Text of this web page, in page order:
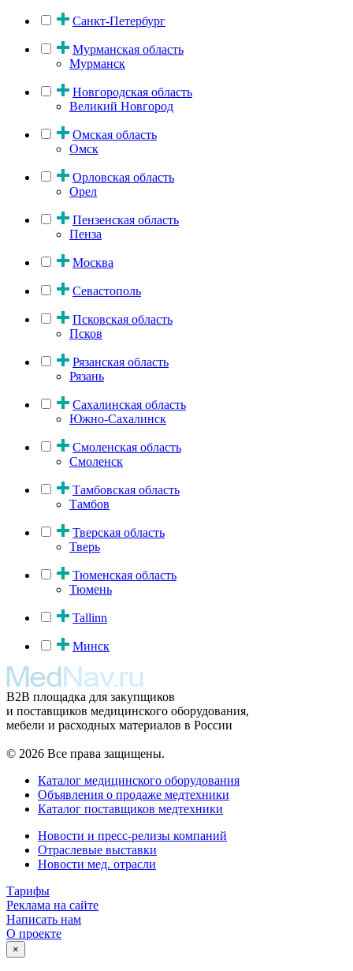
Санкт-Петербург
Мурманская область
Мурманск
Новгородская область
Великий Новгород
Омская область
Омск
Орловская область
Орел
Пензенская область
Пенза
Москва
Севастополь
Псковская область
Псков
Рязанская область
Рязань
Сахалинская область
Южно-Сахалинск
Смоленская область
Смоленск
Тамбовская область
Тамбов
Тверская область
Тверь
Тюменская область
Тюмень
Tallinn
Минск
B2B площадка для закупщиков
и поставщиков медицинского оборудования,
мебели и расходных материалов в России
© 2026 Все права защищены.
Каталог медицинского оборудования
Объявления о продаже медтехники
Каталог поставщиков медтехники
Новости и пресс-релизы компаний
Отраслевые выставки
Новости мед. отрасли
Тарифы
Реклама на сайте
Написать нам
О проекте
×